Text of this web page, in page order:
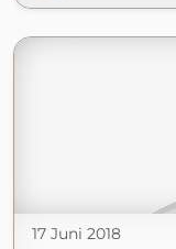
17 Juni 2018